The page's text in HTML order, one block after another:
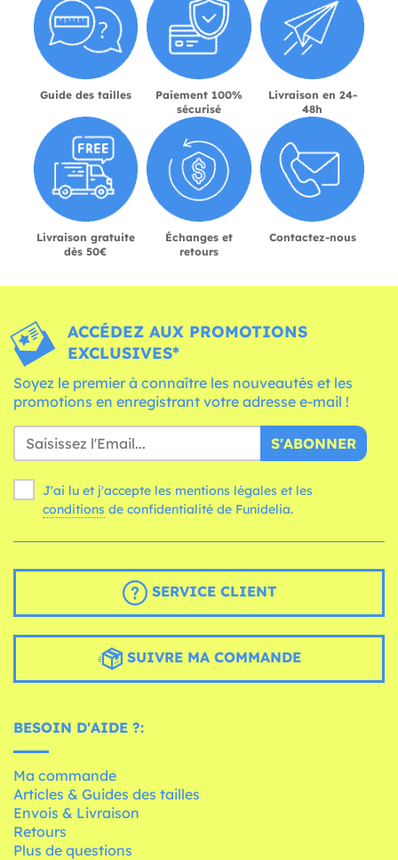
Guide des tailles
Paiement 100%
sécurisé
Livraison en 24-
48h
Livraison gratuite
dès 50€
Échanges et
retours
Contactez-nous
ACCÉDEZ AUX PROMOTIONS
EXCLUSIVES*
Soyez le premier à connaître les nouveautés et les
promotions en enregistrant votre adresse e-mail !
S'ABONNER
J'ai lu et j'accepte les mentions légales et les
conditions de confidentialité de Funidelia.
SERVICE CLIENT
SUIVRE MA COMMANDE
BESOIN D'AIDE ?:
Ma commande
Articles & Guides des tailles
Envois & Livraison
Retours
Plus de questions